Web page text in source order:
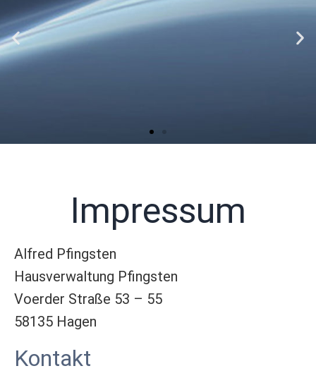
Impressum
Alfred Pfingsten
Hausverwaltung Pfingsten
Voerder Straße 53 – 55
58135 Hagen
Kontakt